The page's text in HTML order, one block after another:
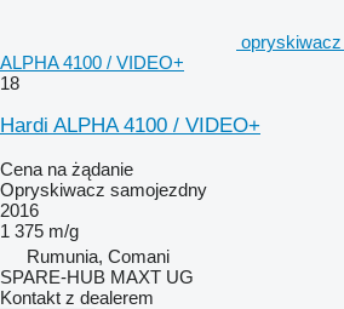
ALPHA 4100 / VIDEO+
18
Hardi ALPHA 4100 / VIDEO+
Cena na żądanie
Opryskiwacz samojezdny
2016
1 375 m/g
Rumunia, Comani
SPARE-HUB MAXT UG
Kontakt z dealerem